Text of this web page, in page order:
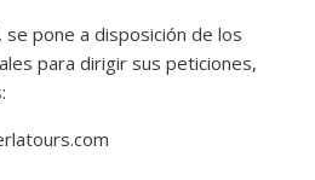
pone a disposición de los
para dirigir sus peticiones,